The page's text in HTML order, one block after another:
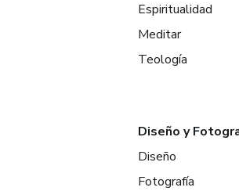
Espiritualidad
Meditar
Teología
Diseño y
Diseño
Fotografía